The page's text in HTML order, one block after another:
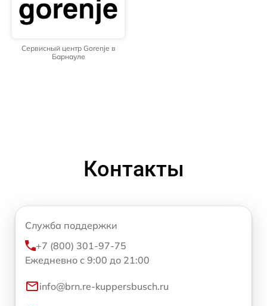
Сервисный центр Gorenje в
Барнауле
Контакты
Служба поддержки
+7 (800) 301-97-75
Ежедневно с 9:00 до 21:00
info@brn.re-kuppersbusch.ru